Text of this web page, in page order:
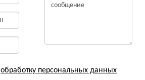
обработку персональных данных